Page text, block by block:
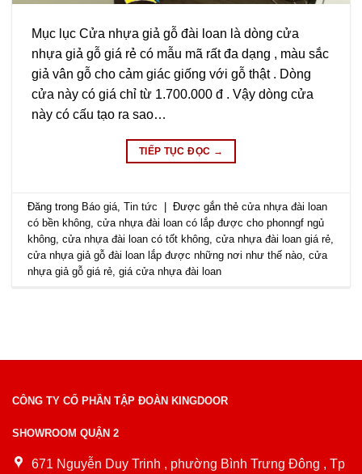
Mục lục Cửa nhựa giả gỗ đài loan là dòng cửa
nhựa giả gỗ giá rẻ có mẫu mã rất đa dạng , màu sắc
giả vân gỗ cho cảm giác giống với gỗ thật . Dòng
cửa này có giá chỉ từ 1.700.000 đ . Vậy dòng cửa
này có cấu tạo ra sao…
TIẾP TỤC ĐỌC →
Đăng trong Báo giá ,Tin tức | Được gắn thẻcửa nhựa đài loan
có bền không ,cửa nhựa đài loan có lắp được cho phonngf ngủ
không ,cửa nhựa đài loan có tốt không ,cửa nhựa đài loan giá rẻ
cửa nhựa giả gỗ đài loan lắp được những nơi như thế nào ,cửa
nhựa giả gỗ giá rẻ ,giá cửa nhựa đài loan
CÔNG TY CỔ PHẦN TẬP ĐOÀN KINGDOOR
SHOWROOM QUẬN 2
671 Nguyễn Duy Trinh , phường Bình Trưng Đông , Tp